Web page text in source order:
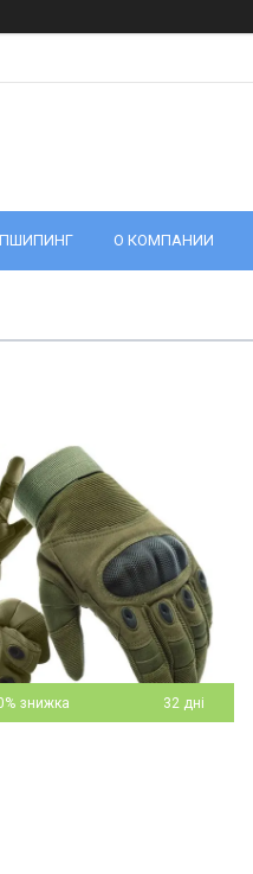
О КОМПАНИИ
32 дні